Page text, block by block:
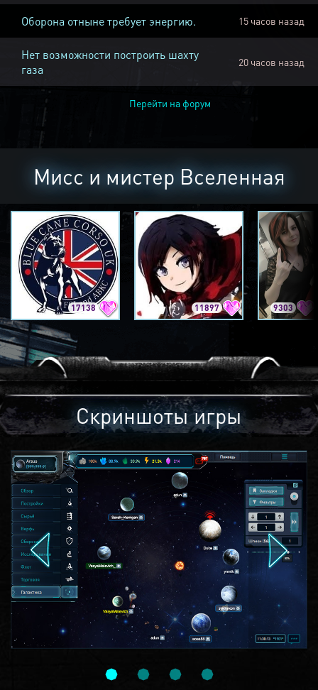
Оборона отныне требует энергию. 15 часов назад
Нет возможности построить шахту
газа
20 часов назад
Перейти на форум
Мисс и мистер Вселенная
17138 11897 9303
Скриншоты игры